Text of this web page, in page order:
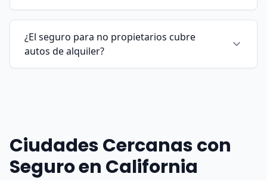
¿El seguro para no propietarios cubre
autos de alquiler?
Ciudades Cercanas con
Seguro en California